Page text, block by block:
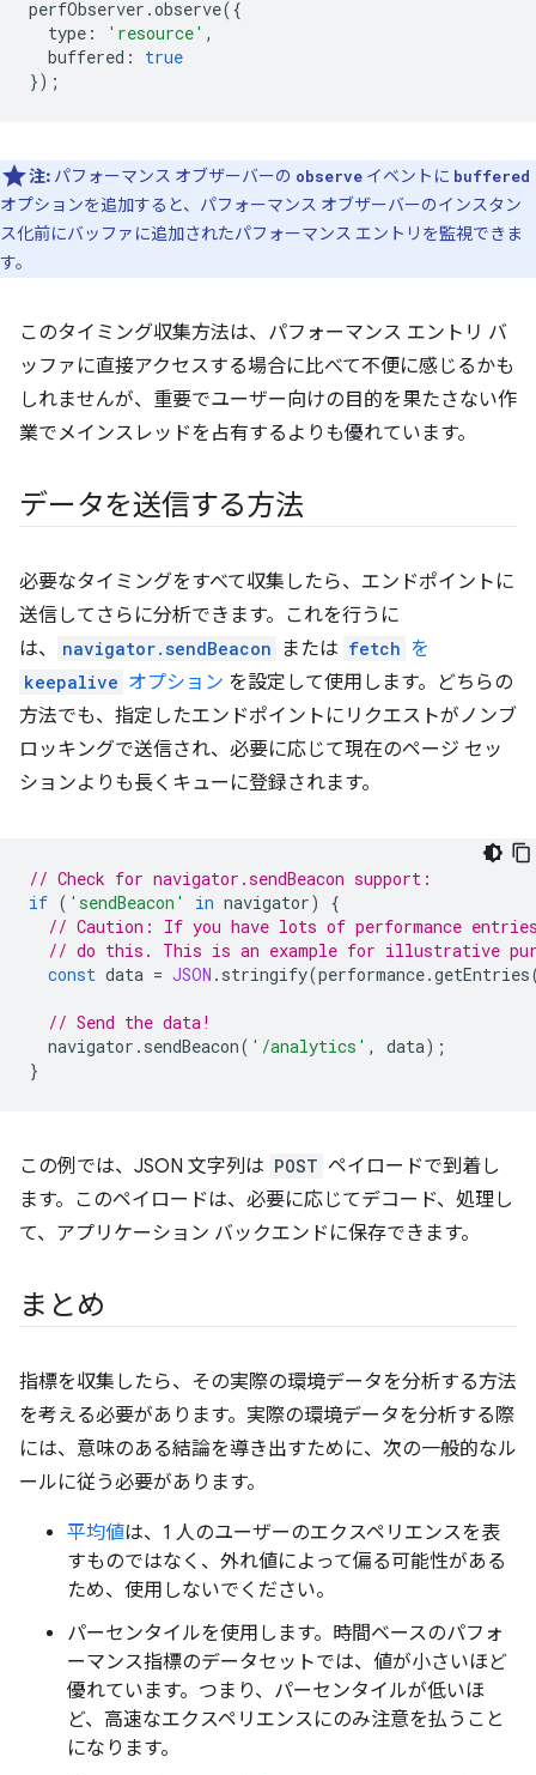
perfObserver .observe({
type : 'resource' ,
buffered :
true
});
注: パフォーマンス オブザーバーの observe イベントに buffered
オプションを追加すると、パフォーマンス オブザーバーのインスタン
ス化前にバッファに追加されたパフォーマンス エントリを監視できま
す。
このタイミング収集方法は、パフォーマンス エントリ バ
ッファに直接アクセスする場合に比べて不便に感じるかも
しれませんが、重要でユーザー向けの目的を果たさない作
業でメインスレッドを占有するよりも優れています。
データを送信する方法
必要なタイミングをすべて収集したら、エンドポイントに
送信してさらに分析できます。これを行うに
は、
navigator.sendBeacon または fetch を
keepalive オプション を設定して使用します。どちらの
方法でも、指定したエンドポイントにリクエストがノンブ
ロッキングで送信され、必要に応じて現在のページ セッ
ションよりも長くキューに登録されます。
// Check for navigator.sendBeacon support:
if ( 'sendBeacon' in navigator)
{
// Caution: If you have lots of performance
// do this. This is an example for illustrative
const data = JSON . stringify(performance.getEntries
// Send the data!
navigator . sendBeacon( '/analytics' , data);
}
この例では、JSON 文字列は POST ペイロードで到着し
ます。このペイロードは、必要に応じてデコード、処理し
て、アプリケーション バックエンドに保存できます。
まとめ
指標を収集したら、その実際の環境データを分析する方法
を考える必要があります。実際の環境データを分析する際
には、意味のある結論を導き出すために、次の一般的なル
ールに従う必要があります。
平均値は、1 人のユーザーのエクスペリエンスを表
すものではなく、外れ値によって偏る可能性がある
ため、使用しないでください。
パーセンタイルを使用します。時間ベースのパフォ
ーマンス指標のデータセットでは、値が小さいほど
優れています。つまり、パーセンタイルが低いほ
ど、高速なエクスペリエンスにのみ注意を払うこと
になります。